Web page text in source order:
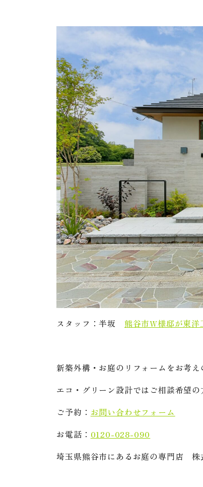
スタッフ：半坂 熊谷市W様邸が東
新築外構・お庭のリフォームをお考
エコ・グリーン設計ではご相談希望の
ご予約： お問い合わせフォーム
お電話： 0120-028-090
埼玉県熊谷市にあるお庭の専門店 株